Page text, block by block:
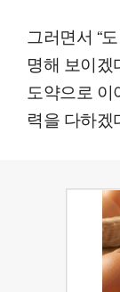
그러면서 “
명해 보이겠
도약으로
력을 다하겠